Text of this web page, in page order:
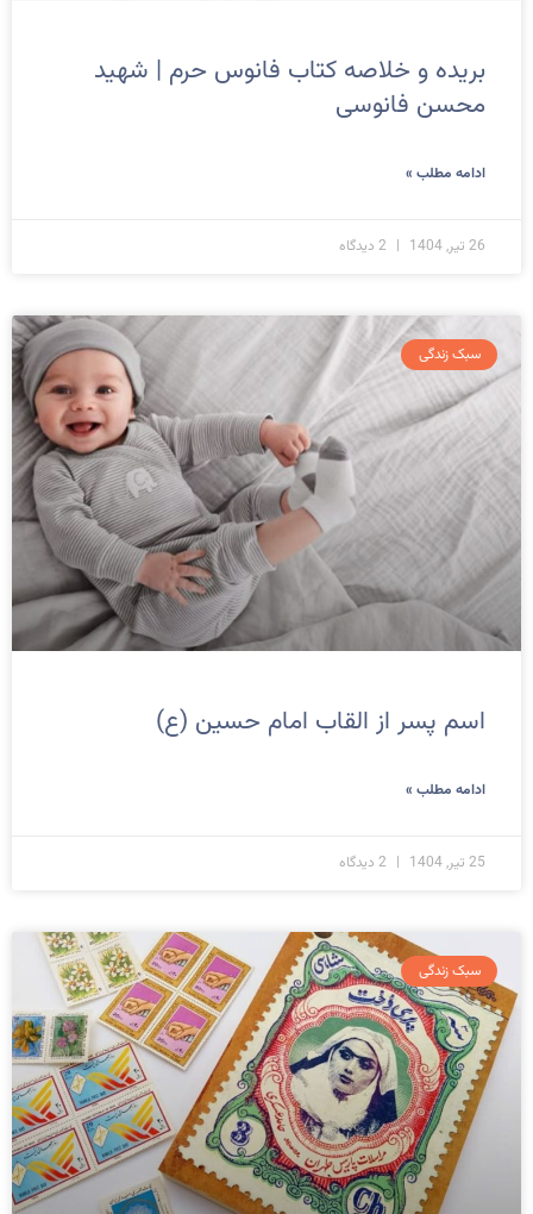
بریده و خلاصه کتاب فانوس حرم | شهید
محسن فانوسی
ادامه مطلب »
26 تیر, 1404 2 دیدگاه
سبک زندگی
اسم پسر از القاب امام حسین (ع)
ادامه مطلب »
25 تیر, 1404 2 دیدگاه
سبک زندگی